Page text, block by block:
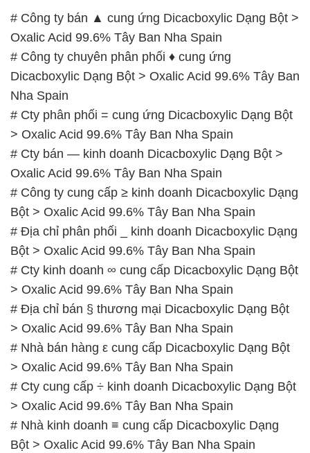
# Công ty bán ▲ cung ứng Dicacboxylic Dạng Bột >
Oxalic Acid 99.6% Tây Ban Nha Spain
# Công ty chuyên phân phối ♦ cung ứng
Dicacboxylic Dạng Bột > Oxalic Acid 99.6% Tây Ban
Nha Spain
# Cty phân phối = cung ứng Dicacboxylic Dạng Bột
> Oxalic Acid 99.6% Tây Ban Nha Spain
# Cty bán — kinh doanh Dicacboxylic Dạng Bột >
Oxalic Acid 99.6% Tây Ban Nha Spain
# Công ty cung cấp ≥ kinh doanh Dicacboxylic Dạng
Bột > Oxalic Acid 99.6% Tây Ban Nha Spain
# Địa chỉ phân phối _ kinh doanh Dicacboxylic Dạng
Bột > Oxalic Acid 99.6% Tây Ban Nha Spain
# Cty kinh doanh ∞ cung cấp Dicacboxylic Dạng Bột
> Oxalic Acid 99.6% Tây Ban Nha Spain
# Địa chỉ bán § thương mại Dicacboxylic Dạng Bột
> Oxalic Acid 99.6% Tây Ban Nha Spain
# Nhà bán hàng ε cung cấp Dicacboxylic Dạng Bột
> Oxalic Acid 99.6% Tây Ban Nha Spain
# Cty cung cấp ÷ kinh doanh Dicacboxylic Dạng Bột
> Oxalic Acid 99.6% Tây Ban Nha Spain
# Nhà kinh doanh ≡ cung cấp Dicacboxylic Dạng
Bột > Oxalic Acid 99.6% Tây Ban Nha Spain